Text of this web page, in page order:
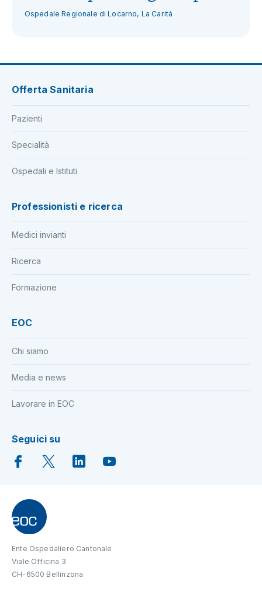
Ospedale Regionale di Locarno, La Carità
Offerta Sanitaria
Pazienti
Specialità
Ospedali e Istituti
Professionisti e ricerca
Medici invianti
Ricerca
Formazione
EOC
Chi siamo
Media e news
Lavorare in EOC
Seguici su
Ente Ospedaliero Cantonale
Viale Officina 3
CH-6500 Bellinzona